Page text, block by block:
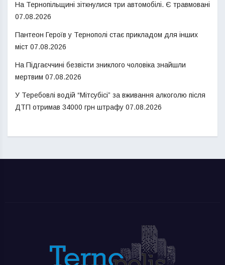
На Тернопільщині зіткнулися три автомобілі. Є травмовані
07.08.2026
Пантеон Героїв у Тернополі стає прикладом для інших
міст 07.08.2026
На Підгаєччині безвісти зниклого чоловіка знайшли
мертвим 07.08.2026
У Теребовлі водій “Мітсубісі” за вживання алкоголю після
ДТП отримав 34000 грн штрафу 07.08.2026